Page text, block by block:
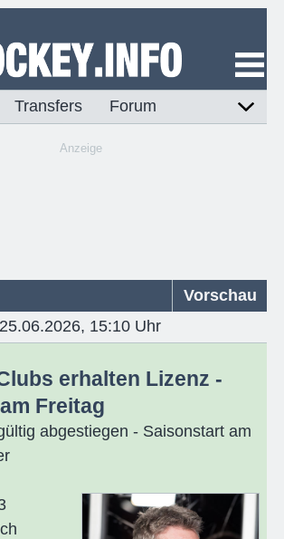
Transfers Forum
Anzeige
Vorschau
15:10 Uhr
erhalten Lizenz -
Freitag
abgestiegen - Saisonstart am